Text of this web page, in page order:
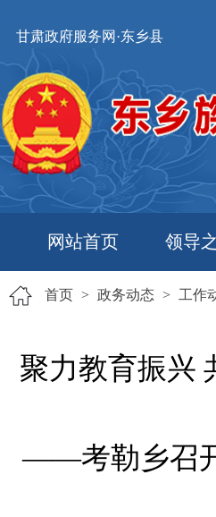
甘肃政府服务网·东乡县
网站首页 领导
首页 > 政务动态 > 工作
聚力教育振兴
——考勒乡召